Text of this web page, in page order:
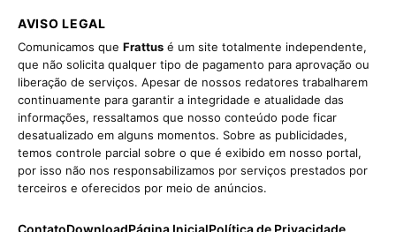
AVISO LEGAL
Comunicamos que Frattus é um site totalmente independente,
que não solicita qualquer tipo de pagamento para aprovação ou
liberação de serviços. Apesar de nossos redatores trabalharem
continuamente para garantir a integridade e atualidade das
informações, ressaltamos que nosso conteúdo pode ficar
desatualizado em alguns momentos. Sobre as publicidades,
temos controle parcial sobre o que é exibido em nosso portal,
por isso não nos responsabilizamos por serviços prestados por
terceiros e oferecidos por meio de anúncios.
ContatoDownloadPágina InicialPolítica de Privacidade